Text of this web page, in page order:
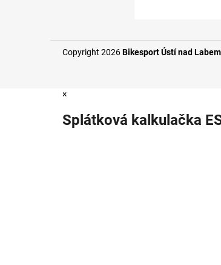
Copyright 2026Bikesport Ústí nad Labem
×
Splátková kalkulačka